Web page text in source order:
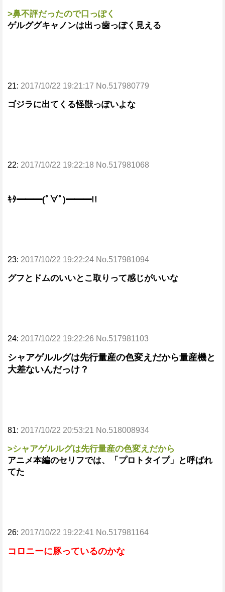
>鼻不評だったので口っぽく
ゲルググキャノンは出っ歯っぽく見える
21: 2017/10/22 19:21:17 No.517980779
ゴジラに出てくる怪獣っぽいよな
22: 2017/10/22 19:22:18 No.517981068
ｷﾀ━━━(ﾟ∀ﾟ)━━━!!
23: 2017/10/22 19:22:24 No.517981094
グフとドムのいいとこ取りって感じがいいな
24: 2017/10/22 19:22:26 No.517981103
シャアゲルルグは先行量産の色変えだから量産機と
大差ないんだっけ？
81: 2017/10/22 20:53:21 No.518008934
>シャアゲルルグは先行量産の色変えだから
アニメ本編のセリフでは、「プロトタイプ」と呼ばれ
てた
26: 2017/10/22 19:22:41 No.517981164
コロニーに豚っているのかな